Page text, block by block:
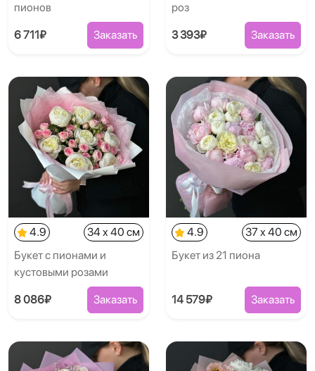
пионов
6 711₽ Заказать
роз
3 393₽ Заказать
4.9
34 x 40 см
Букет с пионами и
кустовыми розами
8 086₽ Заказать
4.9
37 x 40 см
Букет из 21 пиона
14 579₽ Заказать